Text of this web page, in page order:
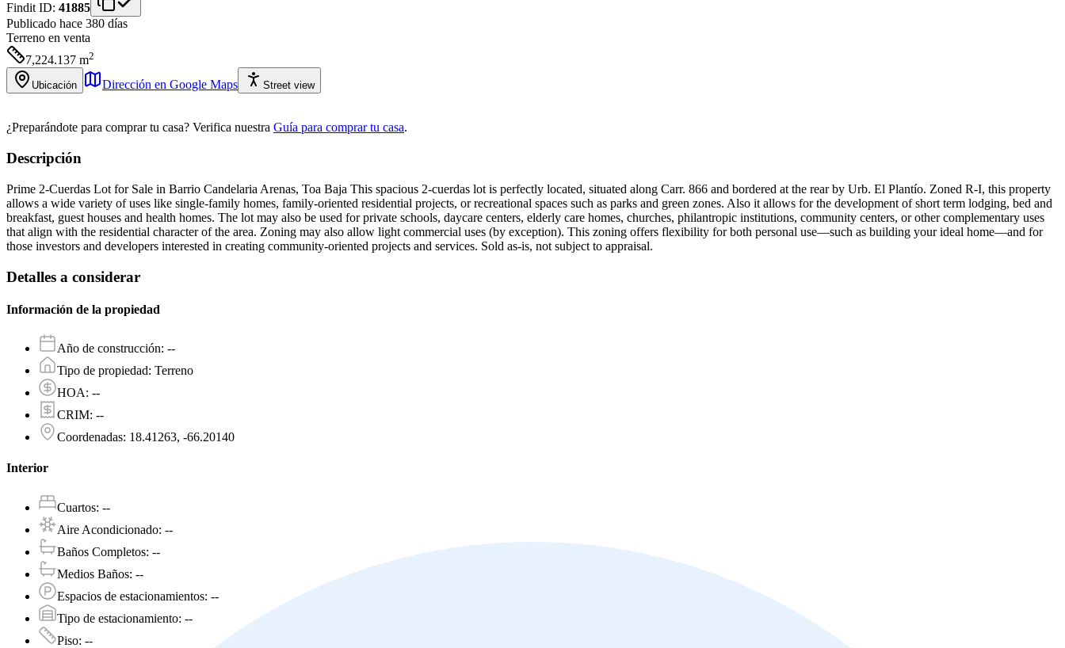
Findit ID: 41885
Publicado hace 380 días
Terreno en venta
7,224.137 m2
Ubicación Dirección en Google Maps Street view
¿Preparándote para comprar tu casa? Verifica nuestra Guía para comprar tu casa.
Descripción
Prime 2-Cuerdas Lot for Sale in Barrio Candelaria Arenas, Toa Baja This spacious 2-cuerdas lot is perfectly located, situated along Carr. 866 and bordered at the rear by Urb. El Plantío. Zoned R-I, this property
allows a wide variety of uses like single-family homes, family-oriented residential projects, or recreational spaces such as parks and green zones. Also it allows for the development of short term lodging, bed and
breakfast, guest houses and health homes. The lot may also be used for private schools, daycare centers, elderly care homes, churches, philantropic institutions, community centers, or other complementary uses
that align with the residential character of the area. Zoning may also allow light commercial uses (by exception). This zoning offers flexibility for both personal use—such as building your ideal home—and for
those investors and developers interested in creating community-oriented projects and services. Sold as-is, not subject to appraisal.
Detalles a considerar
Información de la propiedad
Año de construcción: --
Tipo de propiedad: Terreno
HOA: --
CRIM: --
Coordenadas: 18.41263, -66.20140
Interior
Cuartos: --
Aire Acondicionado: --
Baños Completos: --
Medios Baños: --
Espacios de estacionamientos: --
Tipo de estacionamiento: --
Piso: --